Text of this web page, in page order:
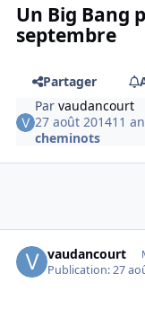
Un Big Bang
septembre
Partager
Parvaudancourt
27 août 201411
cheminots
vaudancourt
Publication:27